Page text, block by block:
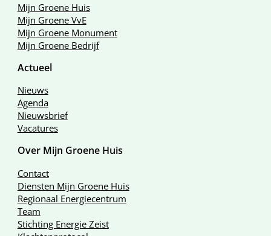
Mijn Groene Huis
Mijn Groene VvE
Mijn Groene Monument
Mijn Groene Bedrijf
Actueel
Nieuws
Agenda
Nieuwsbrief
Vacatures
Over Mijn Groene Huis
Contact
Diensten Mijn Groene Huis
Regionaal Energiecentrum
Team
Stichting Energie Zeist